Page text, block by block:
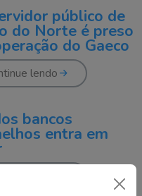
público de
do Norte é preso
do Gaeco
lendo
bancos
entra em